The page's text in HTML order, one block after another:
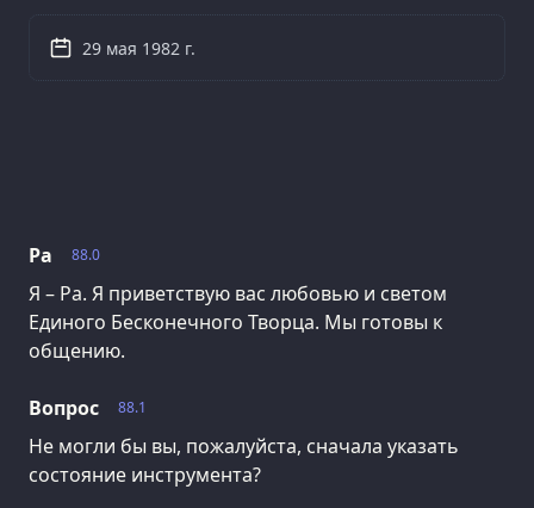
88.0
Ра
Я – Ра. Я приветствую вас любовью и светом
Единого Бесконечного Творца. Мы готовы к
общению.
88.1
Вопрос
Не могли бы вы, пожалуйста, сначала указать
состояние инструмента?
29 мая 1982 г.